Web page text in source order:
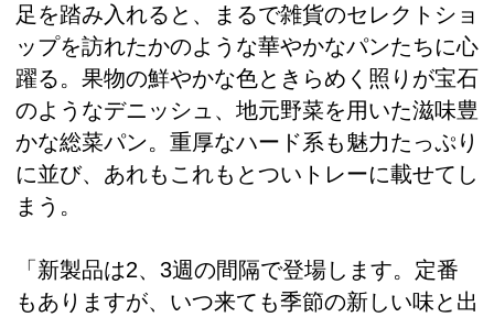
足を踏み入れると、まるで雑貨のセレクトショ
ップを訪れたかのような華やかなパンたちに心
躍る。果物の鮮やかな色ときらめく照りが宝石
のようなデニッシュ、地元野菜を用いた滋味豊
かな総菜パン。重厚なハード系も魅力たっぷり
に並び、あれもこれもとついトレーに載せてし
まう。
「新製品は2、3週の間隔で登場します。定番
もありますが、いつ来ても季節の新しい味と出